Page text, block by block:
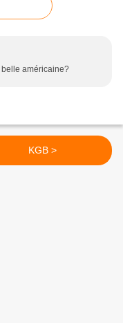
belle américaine?
KGB >